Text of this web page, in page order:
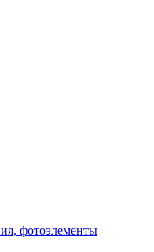
фотоэлементы